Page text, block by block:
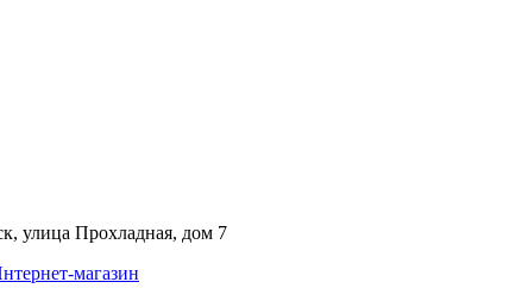
улица Прохладная, дом 7
магазин